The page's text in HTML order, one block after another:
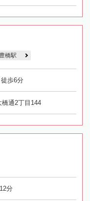
豊橋駅
歩6分
通2丁目144
分